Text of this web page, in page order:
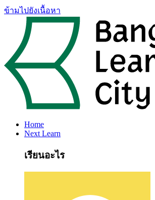
ข้ามไปยังเนื้อหา
Home
Next Learn
เรียนอะไร